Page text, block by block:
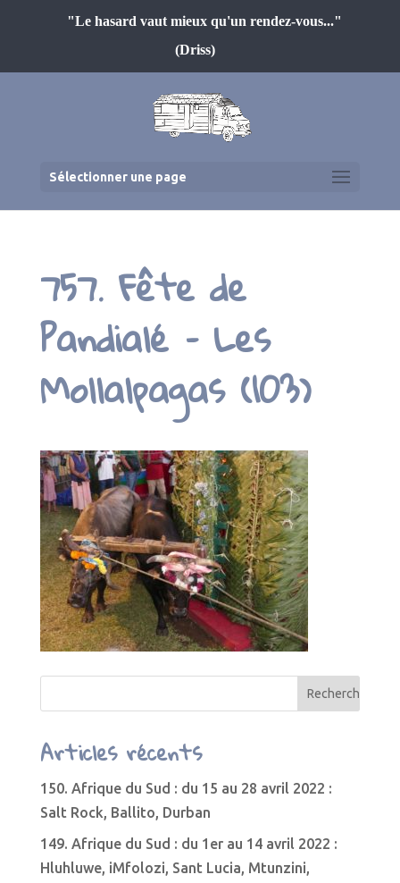
"Le hasard vaut mieux qu'un rendez-vous..."
(Driss)
Sélectionner une page
757. Fête de
Pandialé – Les
Mollalpagas (103)
Articles récents
150. Afrique du Sud : du 15 au 28 avril 2022 :
Salt Rock, Ballito, Durban
149. Afrique du Sud : du 1er au 14 avril 2022 :
Hluhluwe, iMfolozi, Sant Lucia, Mtunzini,